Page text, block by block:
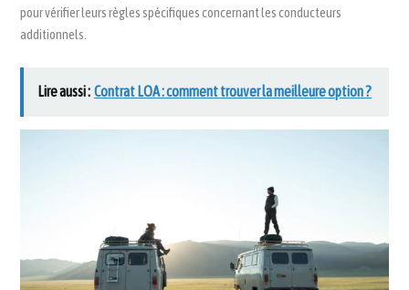
pour vérifier leurs règles spécifiques concernant les conducteurs
additionnels.
Lire aussi : Contrat LOA : comment trouver la meilleure option ?